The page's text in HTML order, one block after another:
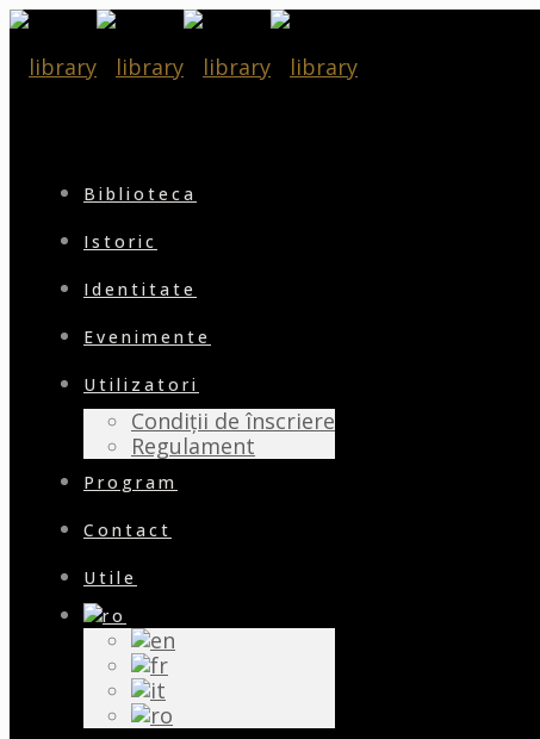
Biblioteca
Istoric
Identitate
Evenimente
Utilizatori
Condiții de înscriere
Regulament
Program
Contact
Utile